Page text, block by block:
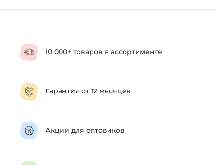
10 000+ товаров в ассортименте
Гарантия от 12 месяцев
Акции для оптовиков